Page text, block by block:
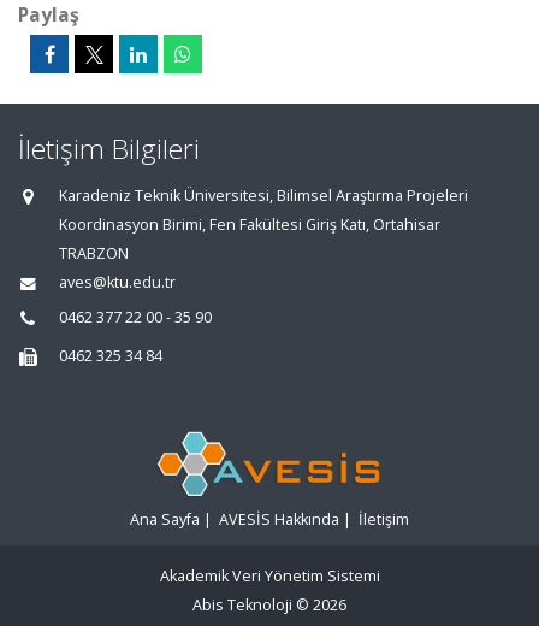
Paylaş
İletişim Bilgileri
Karadeniz Teknik Üniversitesi, Bilimsel Araştırma Projeleri
Koordinasyon Birimi, Fen Fakültesi Giriş Katı, Ortahisar
TRABZON
aves@ktu.edu.tr
0462 377 22 00 - 35 90
0462 325 34 84
Ana Sayfa | AVESİS Hakkında | İletişim
Akademik Veri Yönetim Sistemi
Abis Teknoloji © 2026